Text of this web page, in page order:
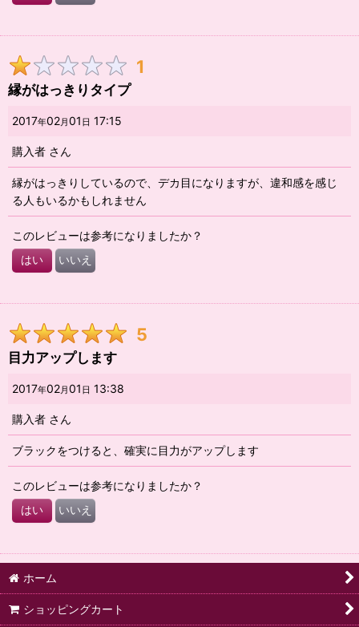
1
縁がはっきりタイプ
2017年02月 01 日 17:15
購入者 さん
縁がはっきりしているので、デカ目になりますが、違和感を感じ
る人もいるかもしれません
このレビューは参考になりましたか？
はい いいえ
5
目力アップします
2017年02月 01 日 13:38
購入者 さん
ブラックをつけると、確実に目力がアップします
このレビューは参考になりましたか？
はい いいえ
ホーム
ショッピングカート